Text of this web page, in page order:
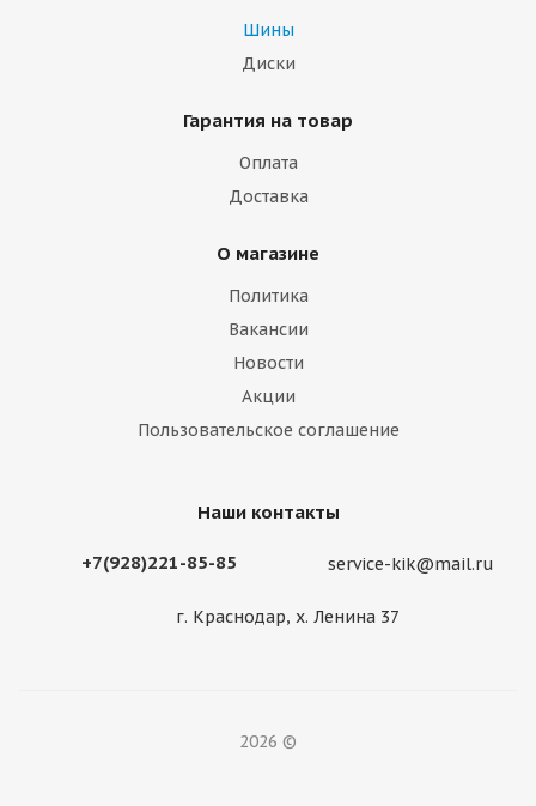
Шины
Диски
Гарантия на товар
Оплата
Доставка
О магазине
Политика
Вакансии
Новости
Акции
Пользовательское соглашение
Наши контакты
+7(928)221-85-85 service-kik@mail.ru
г. Краснодар, х. Ленина 37
2026 ©